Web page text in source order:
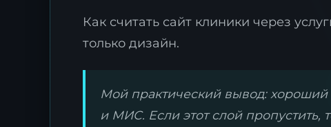
Как считать сайт клиники через
только дизайн.
Мой практический вывод: хороший
и МИС. Если этот слой пропустить,